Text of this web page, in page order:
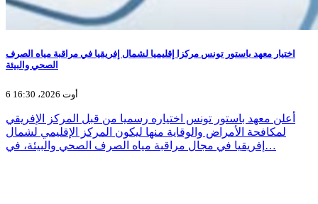
اختيار معهد باستور تونس مركزا إقليميا لشمال إفريقيا في مراقبة مياه الصرف
الصحي والبيئة
6 أوت 2026، 16:30
أعلن معهد باستور تونس اختياره رسميا من قبل المركز الإفريقي
لمكافحة الأمراض والوقاية منها ليكون المركز الإقليمي لشمال
إفريقيا في مجال مراقبة مياه الصرف الصحي والبيئة، في…